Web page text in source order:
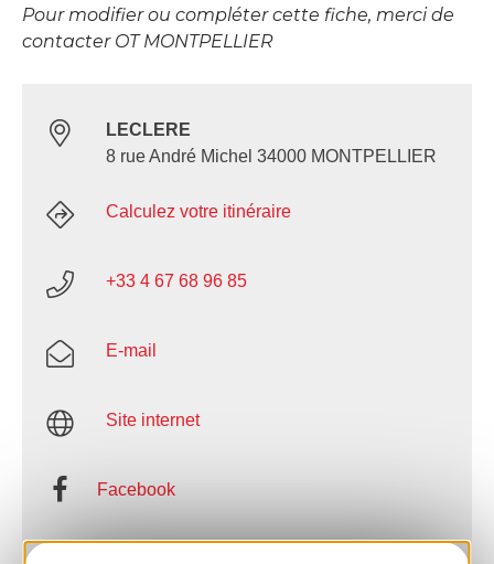
Pour modifier ou compléter cette fiche, merci de
contacter OT MONTPELLIER
LECLERE
8 rue André Michel 34000 MONTPELLIER
Calculez votre itinéraire
+33 4 67 68 96 85
E-mail
Site internet
Facebook